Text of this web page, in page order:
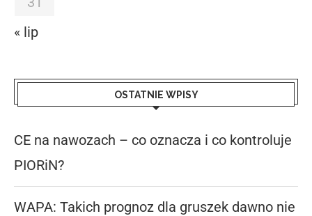
« lip
OSTATNIE WPISY
CE na nawozach – co oznacza i co kontroluje
PIORiN?
WAPA: Takich prognoz dla gruszek dawno nie